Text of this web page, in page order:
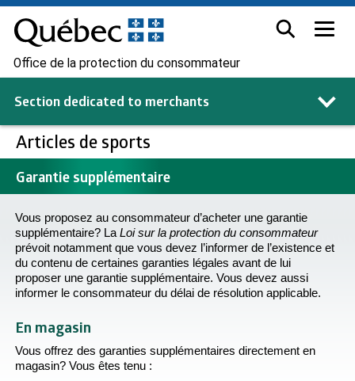
Office de la protection du consommateur
Section dedicated to merchants
Articles de sports
Garantie supplémentaire
Vous proposez au consommateur d’acheter une garantie
supplémentaire? La Loi sur la protection du consommateur
prévoit notamment que vous devez l’informer de l’existence et
du contenu de certaines garanties légales avant de lui
proposer une garantie supplémentaire. Vous devez aussi
informer le consommateur du délai de résolution applicable.
En magasin
Vous offrez des garanties supplémentaires directement en
magasin? Vous êtes tenu :